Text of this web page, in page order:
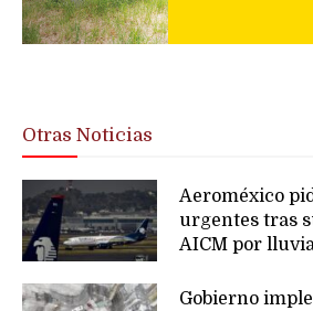
Otras Noticias
Aeroméxico
urgentes tras
AICM por
Gobierno